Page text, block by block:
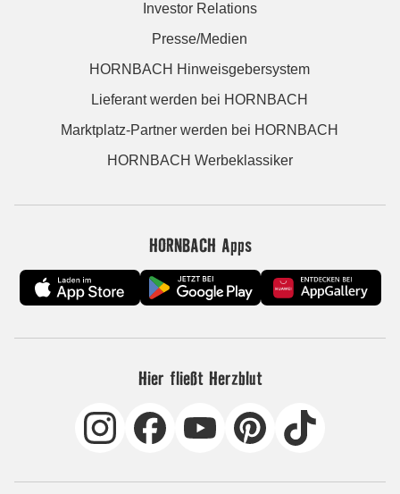
Investor Relations
Presse/Medien
HORNBACH Hinweisgebersystem
Lieferant werden bei HORNBACH
Marktplatz-Partner werden bei HORNBACH
HORNBACH Werbeklassiker
HORNBACH Apps
Hier fließt Herzblut